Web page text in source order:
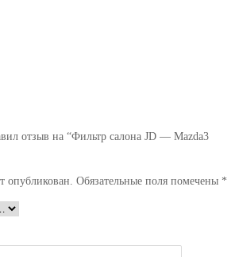
отзыв на “Фильтр салона JD — Mazda3
опубликован. Обязательные поля помечены *